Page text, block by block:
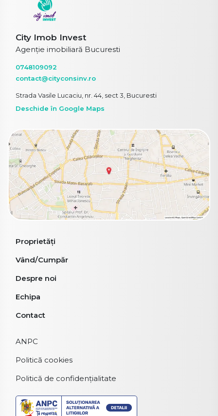
City Imob Invest
Agenție imobiliară Bucuresti
0748109092
contact@cityconsinv.ro
Strada Vasile Lucaciu, nr. 44, sect 3, Bucuresti
Deschide în Google Maps
Proprietăți
Vând/Cumpăr
Despre noi
Echipa
Contact
ANPC
Politică cookies
Politică de confidențialitate